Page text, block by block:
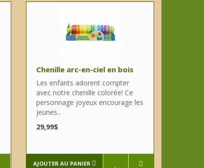
Chenille arc-en-ciel en bois
Les enfants adorent compter
avec notre chenille colorée! Ce
personnage joyeux encourage les
jeunes..
29,99$
AJOUTER AU PANIER